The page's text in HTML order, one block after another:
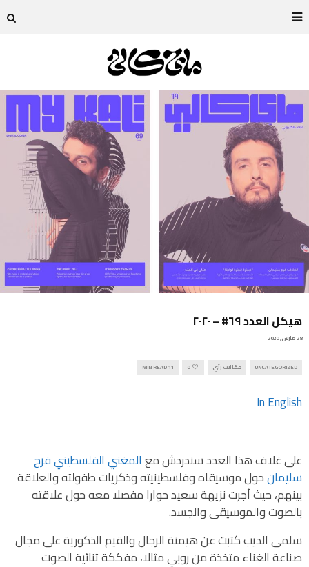
هيكل العدد ٦٩# – ٢٠٢٠
28 مارس, 2020
UNCATEGORIZED مقالات رأي 0
11 MIN READ
In English
على غلاف هذا العدد سندردش معالمغني الفلسطيني فرج
سليمانحول موسيقاه وفلسطينيته وذكريات طفولته والعلاقة
بينهم، حيث أجرت نزيهة سعيد حوارا مفصلا معه حول علاقته
بالصوت والموسيقى والجسد.
سلمى الديب كتبت عن هيمنة الرجال والقيم الذكورية على مجال
صناعة الغناء متخذة من روبي مثالا، مفككة ثنائية الصوت